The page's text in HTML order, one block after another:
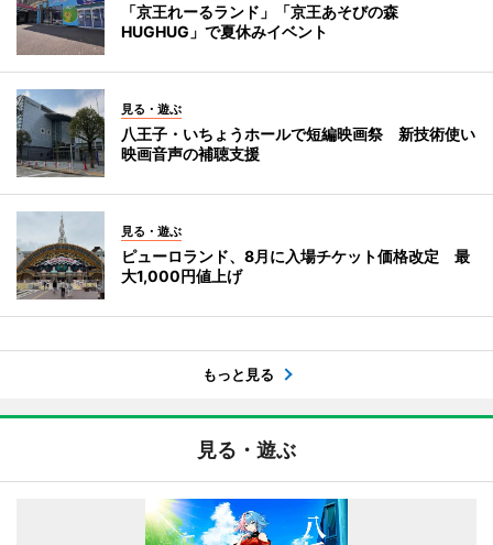
「京王れーるランド」「京王あそびの森
HUGHUG」で夏休みイベント
見る・遊ぶ
八王子・いちょうホールで短編映画祭 新技術使い
映画音声の補聴支援
見る・遊ぶ
ピューロランド、8月に入場チケット価格改定 最
大1,000円値上げ
もっと見る
見る・遊ぶ